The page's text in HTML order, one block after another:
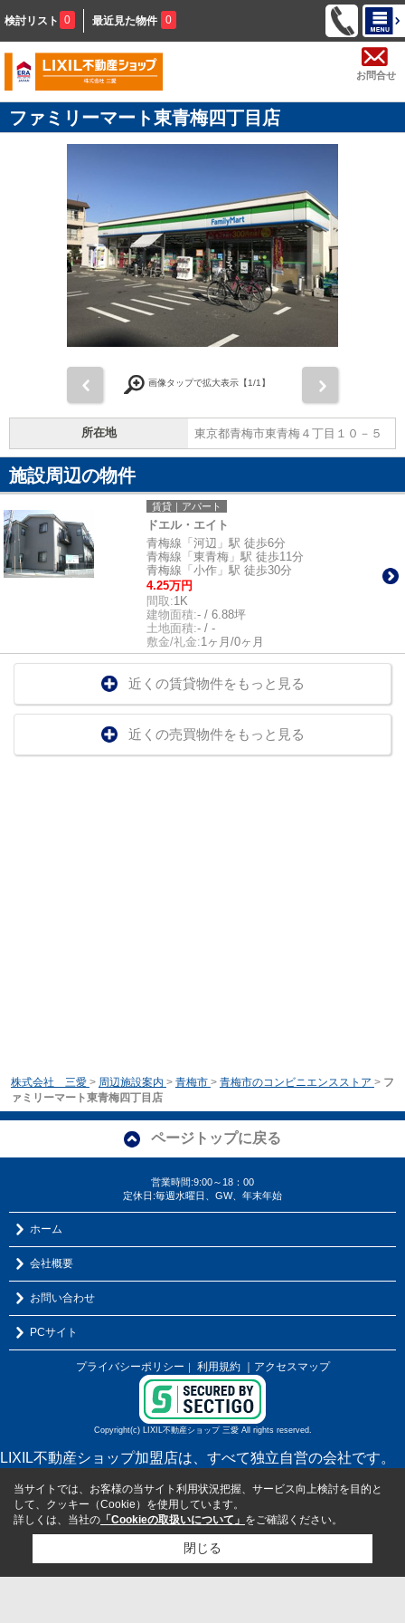
検討リスト 0 最近見た物件 0
お問合せ
ファミリーマート東青梅四丁目店
画像タップで拡大表示【1/1】
所在地 東京都青梅市東青梅４丁目１０－５
施設周辺の物件
賃貸｜アパート
ドエル・エイト
青梅線「河辺」駅 徒歩6分
青梅線「東青梅」駅 徒歩11分
青梅線「小作」駅 徒歩30分
4.25万円
間取:1K
建物面積:- / 6.88坪
土地面積:- / -
敷金/礼金:1ヶ月/0ヶ月
近くの賃貸物件をもっと見る
近くの売買物件をもっと見る
株式会社 三愛 > 周辺施設案内 > 青梅市 > 青梅市のコンビニエンスストア > フ
ァミリーマート東青梅四丁目店
ページトップに戻る
営業時間:9:00～18：00
定休日:毎週水曜日、GW、年末年始
ホーム
会社概要
お問い合わせ
PCサイト
プライバシーポリシー 利用規約 ｜アクセスマップ
Copyright(c) LIXIL不動産ショップ 三愛 All rights reserved.
LIXIL不動産ショップ加盟店は、すべて独立自営の会社です。
当サイトでは、お客様の当サイト利用状況把握、サービス向上検討を目的と
して、クッキー（Cookie）を使用しています。
詳しくは、当社の 「Cookieの取扱いについて」 をご確認ください。
閉じる